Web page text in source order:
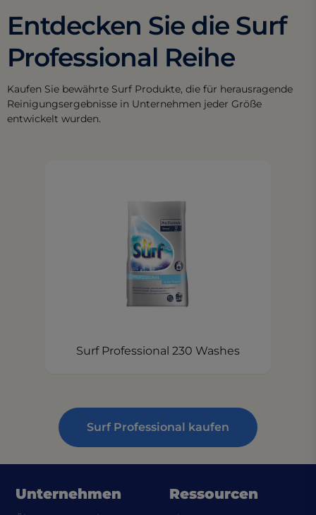
Entdecken Sie die Surf
Professional Reihe
Kaufen Sie bewährte Surf Produkte, die für herausragende
Reinigungsergebnisse in Unternehmen jeder Größe
entwickelt wurden.
Surf Professional 230 Washes
Surf Professional kaufen
Unternehmen Ressourcen